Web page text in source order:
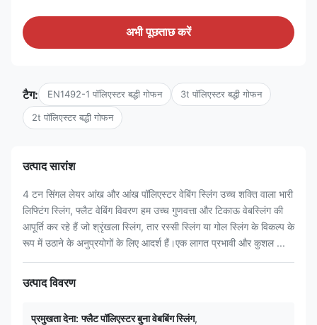
अभी पूछताछ करें
टैग: EN1492-1 पॉलिएस्टर बद्धी गोफन 3t पॉलिएस्टर बद्धी गोफन
2t पॉलिएस्टर बद्धी गोफन
उत्पाद सारांश
4 टन सिंगल लेयर आंख और आंख पॉलिएस्टर वेबिंग स्लिंग उच्च शक्ति वाला भारी
लिफ्टिंग स्लिंग, फ्लैट वेबिंग विवरण हम उच्च गुणवत्ता और टिकाऊ वेबस्लिंग की
आपूर्ति कर रहे हैं जो श्रृंखला स्लिंग, तार रस्सी स्लिंग या गोल स्लिंग के विकल्प के
रूप में उठाने के अनुप्रयोगों के लिए आदर्श हैं।एक लागत प्रभावी और कुशल ...
उत्पाद विवरण
प्रमुखता देना: फ्लैट पॉलिएस्टर बुना वेबबिंग स्लिंग,